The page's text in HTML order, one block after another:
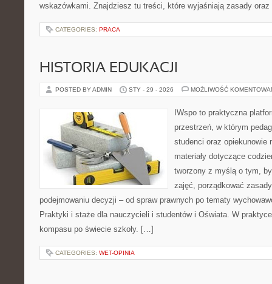
wskazówkami. Znajdziesz tu treści, które wyjaśniają zasady
CATEGORIES: PRACA
HISTORIA EDUKACJI
POSTED BY ADMIN STY - 29 - 2026 MOŻLIWOŚĆ
IWspo to praktyczna
przestrzeń, w którym
studenci oraz opiekunowie
materiały dotyczące
tworzony z myślą o tym,
zajęć, porządkować
podejmowaniu decyzji – od spraw prawnych po tematy
Praktyki i staże dla nauczycieli i studentów i Oświata. W
kompasu po świecie szkoły. […]
CATEGORIES: WET-OPINIA